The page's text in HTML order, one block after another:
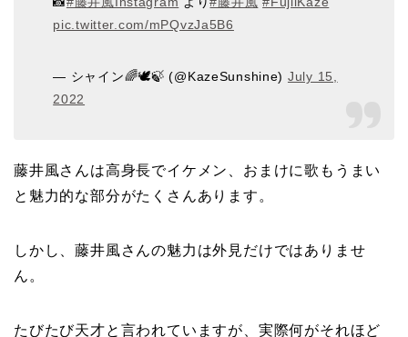
pic.twitter.com/mPQvzJa5B6
— シャイン🌈🕊🍃 (@KazeSunshine) July 15,
2022
藤井風さんは高身長でイケメン、おまけに歌もうまい
と魅力的な部分がたくさんあります。
しかし、藤井風さんの魅力は外見だけではありませ
ん。
たびたび天才と言われていますが、実際何がそれほど